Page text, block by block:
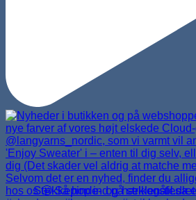
Strikkepinde- og hæklenålesæt